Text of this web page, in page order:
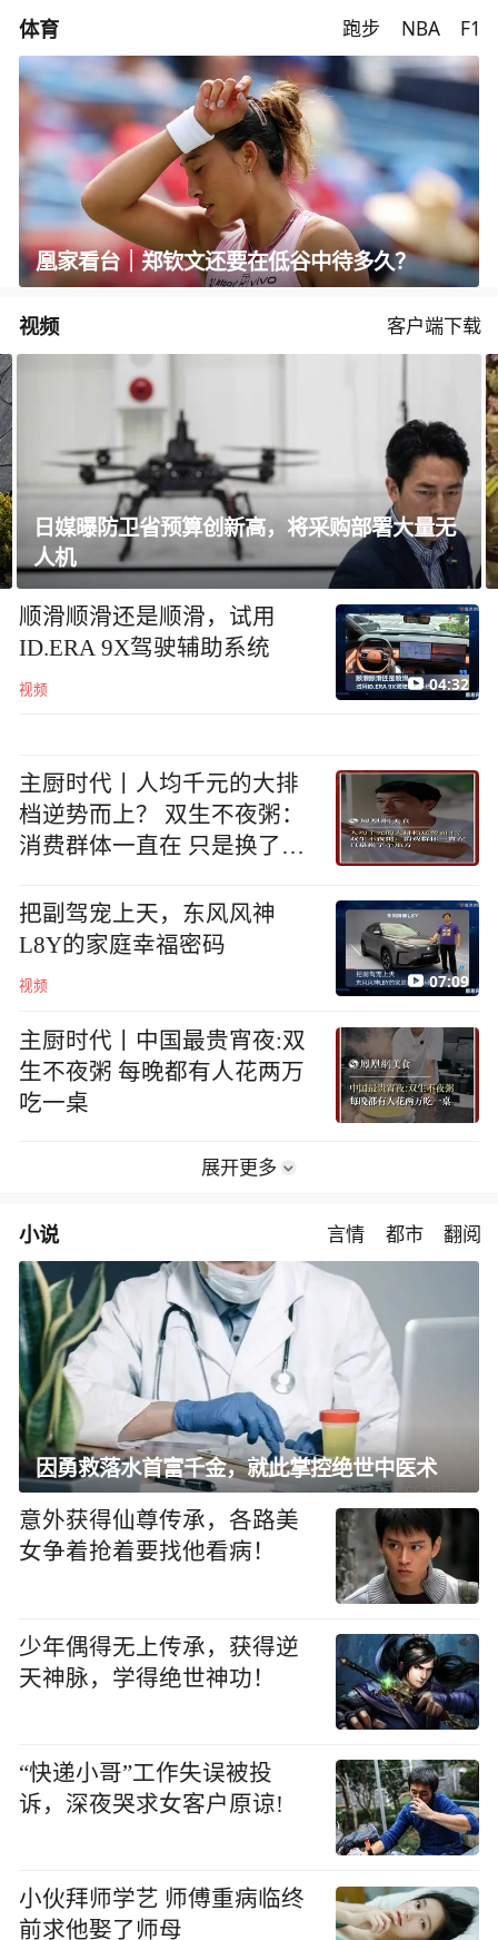
体育 跑步 NBA F1
凰家看台｜郑钦文还要在低谷中待多久？
视频 客户端下载
金正恩会见参战老兵和战时立功者
顺滑顺滑还是顺滑，试用
ID.ERA 9X驾驶辅助系统
视频 04:32
主厨时代丨人均千元的大排
档逆势而上？ 双生不夜粥：
消费群体一直在 只是换了个
把副驾宠上天，东风风神
L8Y的家庭幸福密码
视频 07:09
主厨时代丨中国最贵宵夜:双
生不夜粥 每晚都有人花两万
吃一桌
展开更多
小说 言情 都市 翻阅
因勇救落水首富千金，就此掌控绝世中医术
意外获得仙尊传承，各路美
女争着抢着要找他看病！
少年偶得无上传承，获得逆
天神脉，学得绝世神功！
“快递小哥”工作失误被投
诉，深夜哭求女客户原谅!
小伙拜师学艺 师傅重病临终
前求他娶了师母